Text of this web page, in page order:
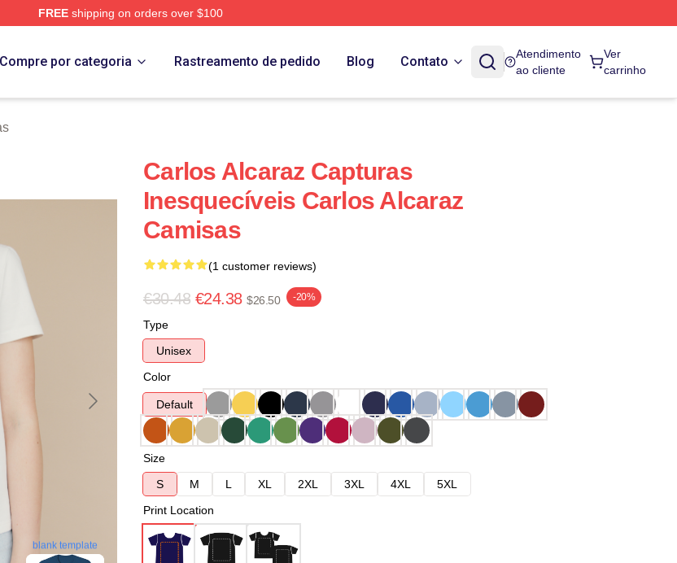
FREEshipping on orders over $100
Compre por categoria Rastreamento de pedido Blog Contato
Atendimento
ao cliente
Ver
carrinho
blank template
Carlos Alcaraz Capturas
Inesquecíveis Carlos Alcaraz
Camisas
(1 customer reviews)
€30.48 €24.38 $26.50 -20%
Type
Unisex
Color
Default
Size
S
M L XL 2XL 3XL 4XL
5XL
Print Location